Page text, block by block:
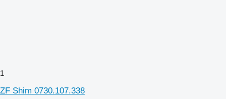
1
ZF Shim 0730.107.338